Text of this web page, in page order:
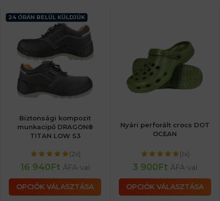
24 ÓRÁN BELÜL KÜLDJÜK
Biztonsági kompozit
munkacipő DRAGON®
TITAN LOW S3
(2x)
16 940Ft ÁFA-val
OPCIÓK VÁLASZTÁSA
Nyári perforált crocs DOT
OCEAN
(1x)
3 900Ft ÁFA-val
OPCIÓK VÁLASZTÁSA